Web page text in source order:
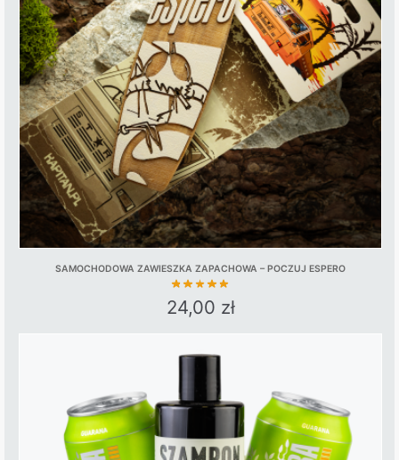
options
may
chosen
on
the
product
page
SAMOCHODOWA ZAWIESZKA ZAPACHOWA – POCZUJ ESPERO
24,00 zł